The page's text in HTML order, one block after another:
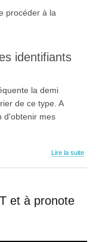
procéder à la
identifiants
la demi
de ce type. A
d'obtenir mes
Lire la suite
et à pronote